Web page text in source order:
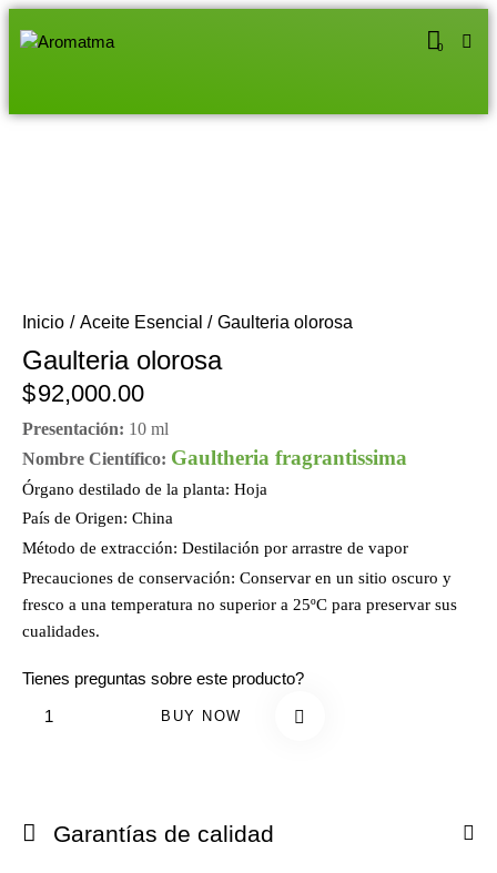
0
Inicio Aceite Esencial Gaulteria olorosa
Gaulteria olorosa
$92,000.00
Presentación: 10 ml
Nombre Científico: Gaultheria fragrantissima
Órgano destilado de la planta: Hoja
País de Origen: China
Método de extracción: Destilación por arrastre de vapor
Precauciones de conservación: Conservar en un sitio oscuro y
fresco a una temperatura no superior a 25ºC para preservar sus
cualidades.
Tienes preguntas sobre este producto?
BUY NOW
Garantías de calidad